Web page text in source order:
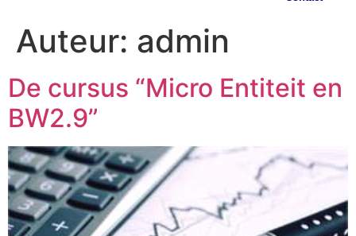
Auteur: admin
De cursus “Micro Entiteit en
BW2.9”